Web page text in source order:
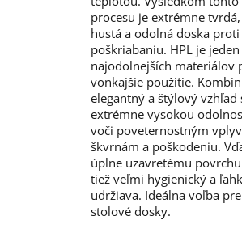
procesu je extrémne tvrdá,
hustá a odolná doska proti
poškriabaniu. HPL je jeden
najodolnejších materiálov
vonkajšie použitie.
elegantný a štýlový vzhľad
extrémne vysokou
voči poveternostným
škvrnám a poškodeniu.
úplne uzavretému
tiež veľmi hygienický a
udržiava. Ideálna voľba pre
stolové dosky.